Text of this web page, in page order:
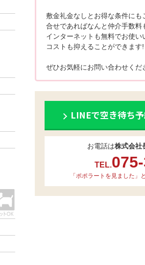
敷金礼金なしとお得な条件に
合せであればなんと仲介手数料
インターネットも無料でお使
コストも抑えることができます!
ぜひお気軽にお問い合わせくだ
LINEで空き待ち
お電話は株式会社
TEL.
「ポポラートを見ました」